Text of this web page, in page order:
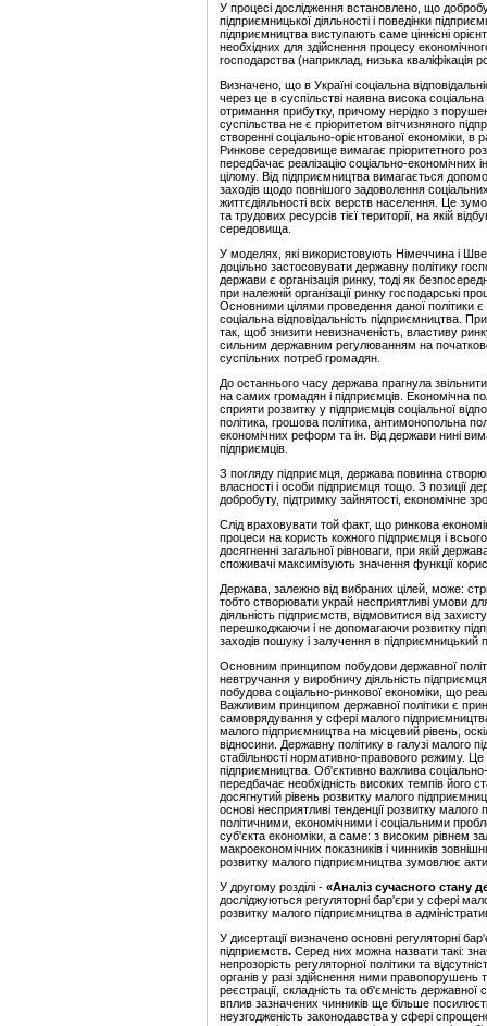
У процесі дослідження встановлено, що
підприємницької діяльності і поведінки
підприємництва виступають саме ціннісні
необхідних для здійснення процесу
господарства (наприклад, низька кваліфікація
Визначено, що в Україні соціальна
через це в суспільстві наявна висока
отримання прибутку, причому нерідко з
суспільства не є пріоритетом вітчизняного
створенні соціально-орієнтованої економіки, в
Ринкове середовище вимагає пріоритетного
передбачає реалізацію соціально-економічних
цілому. Від підприємництва вимагається
заходів щодо повнішого задоволення
життєдіяльності всіх верств населення. Це
та трудових ресурсів тієї території, на якій
середовища.
У моделях, які використовують Німеччина і
доцільно застосовувати державну політику
держави є організація ринку, тоді як
при належній організації ринку господарські
Основними цілями проведення даної політики
соціальна відповідальність підприємництва.
так, щоб знизити невизначеність, властиву
сильним державним регулюванням на
суспільних потреб громадян.
До останнього часу держава прагнула
на самих громадян і підприємців. Економічна
сприяти розвитку у підприємців соціальної
політика, грошова політика, антимонопольна
економічних реформ та ін. Від держави нині
підприємців.
З погляду підприємця, держава повинна
власності і особи підприємця тощо. З позиції
добробуту, підтримку зайнятості, економічне
Слід враховувати той факт, що ринкова
процеси на користь кожного підприємця і
досягненні загальної рівноваги, при якій
споживачі максимізують значення функції
Держава, залежно від вибраних цілей, може:
тобто створювати украй несприятливі умови
діяльність підприємств, відмовитися від
перешкоджаючи і не допомагаючи розвитку
заходів пошуку і залучення в підприємницький
Основним принципом побудови державної
невтручання у виробничу діяльність
побудова соціально-ринкової економіки, що
Важливим принципом державної політики є
самоврядування у сфері малого
малого підприємництва на місцевий рівень,
відносини. Державну політику в галузі малого
стабільності нормативно-правового режиму.
підприємництва. Об'єктивно важлива
передбачає необхідність високих темпів його
досягнутий рівень розвитку малого
основі несприятливі тенденції розвитку
політичними, економічними і соціальними
суб'єкта економіки, а саме: з високим рівнем
макроекономічних показників і чинників
розвитку малого підприємництва зумовлює
У другому розділі - «Аналіз сучасного стану
досліджуються регуляторні бар'єри у сфері
розвитку малого підприємництва в
У дисертації визначено основні регуляторні
підприємств. Серед них можна назвати такі:
непрозорість регуляторної політики та
органів у разі здійснення ними правопорушень
реєстрації, складність та об'ємність державної
вплив зазначених чинників ще більше
неузгодженість законодавства у сфері